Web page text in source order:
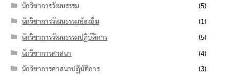
นักวิชาการวัฒนธรรม
(5)
นักวิชาการวัฒนธรรมท้องถิ่น
(1)
นักวิชาการวัฒนธรรมปฏิบัติการ
(5)
นักวิชาการศาสนา
(4)
นักวิชาการศาสนาปฏิบัติการ
(3)